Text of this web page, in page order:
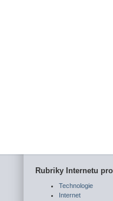
Rubriky Internetu
Technologie
Internet